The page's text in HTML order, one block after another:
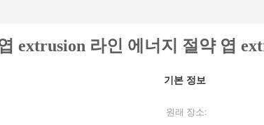
extrusion 라인 에너지 절약 엽
기본 정보
원래 장소: